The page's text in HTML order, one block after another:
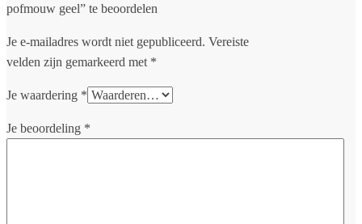
pofmouw geel” te beoordelen
Je e-mailadres wordt niet gepubliceerd. Vereiste
velden zijn gemarkeerd met *
Je waardering *
Je beoordeling *